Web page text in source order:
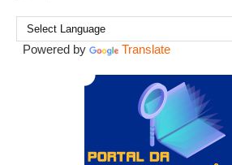
Powered by Translate